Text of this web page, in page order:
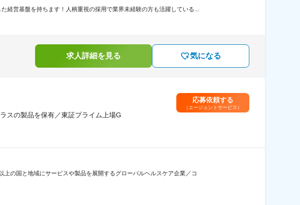
経営基盤を持ちます！人柄重視の採用で業界未経験の方も活躍している...
求人詳細を見る 気になる
スの製品を保有／東証プライム上場G
応募依頼する
（エージェントサービス）
の国と地域にサービスや製品を展開するグローバルヘルスケア企業／コ